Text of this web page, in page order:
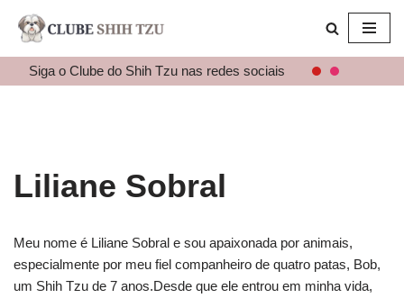
paraSiga o Clube do Shih Tzu nas redes sociais
Liliane Sobral
Meu nome é Liliane Sobral e sou apaixonada por animais,
especialmente por meu fiel companheiro de quatro patas, Bob,
um Shih Tzu de 7 anos.Desde que ele entrou em minha vida,